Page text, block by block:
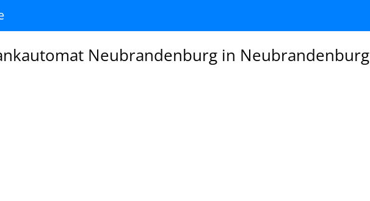
Neubrandenburg in Neubrandenburg